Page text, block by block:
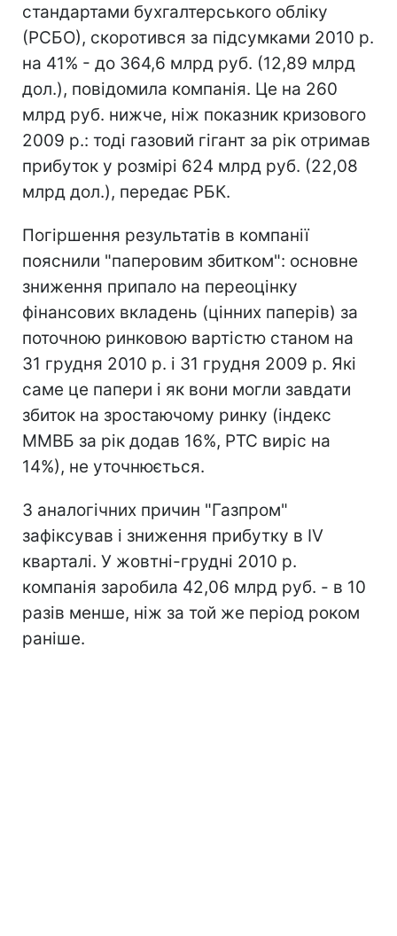
стандартами бухгалтерського обліку
(РСБО), скоротився за підсумками 2010 р.
на 41% - до 364,6 млрд руб. (12,89 млрд
дол.), повідомила компанія. Це на 260
млрд руб. нижче, ніж показник кризового
2009 р.: тоді газовий гігант за рік отримав
прибуток у розмірі 624 млрд руб. (22,08
млрд дол.), передає РБК.
Погіршення результатів в компанії
пояснили "паперовим збитком": основне
зниження припало на переоцінку
фінансових вкладень (цінних паперів) за
поточною ринковою вартістю станом на
31 грудня 2010 р. і 31 грудня 2009 р. Які
саме це папери і як вони могли завдати
збиток на зростаючому ринку (індекс
ММВБ за рік додав 16%, РТС виріс на
14%), не уточнюється.
З аналогічних причин "Газпром"
зафіксував і зниження прибутку в IV
кварталі. У жовтні-грудні 2010 р.
компанія заробила 42,06 млрд руб. - в 10
разів менше, ніж за той же період роком
раніше.